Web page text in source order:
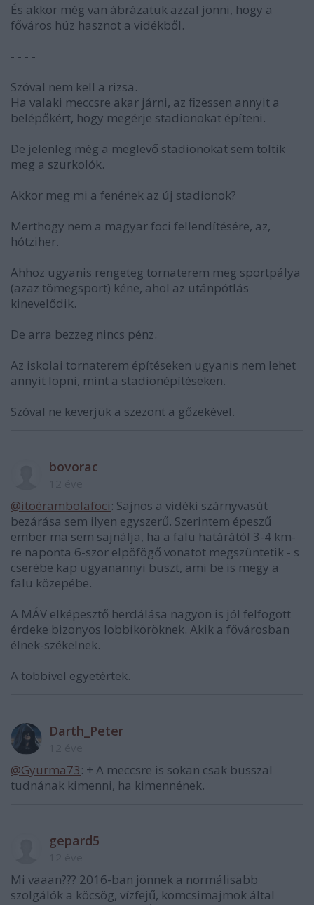
És akkor még van ábrázatuk azzal jönni, hogy a
főváros húz hasznot a vidékből.
- - - -
Szóval nem kell a rizsa.
Ha valaki meccsre akar járni, az fizessen annyit a
belépőkért, hogy megérje stadionokat építeni.
De jelenleg még a meglevő stadionokat sem töltik
meg a szurkolók.
Akkor meg mi a fenének az új stadionok?
Merthogy nem a magyar foci fellendítésére, az,
hótziher.
Ahhoz ugyanis rengeteg tornaterem meg sportpálya
(azaz tömegsport) kéne, ahol az utánpótlás
kinevelődik.
De arra bezzeg nincs pénz.
Az iskolai tornaterem építéseken ugyanis nem lehet
annyit lopni, mint a stadionépítéseken.
Szóval ne keverjük a szezont a gőzekével.
bovorac
@itoérambolafoci: Sajnos a vidéki szárnyvasút
bezárása sem ilyen egyszerű. Szerintem épeszű
ember ma sem sajnálja, ha a falu határától 3-4 km-
re naponta 6-szor elpöfögő vonatot megszüntetik - s
cserébe kap ugyanannyi buszt, ami be is megy a
falu közepébe.
A MÁV elképesztő herdálása nagyon is jól felfogott
érdeke bizonyos lobbiköröknek. Akik a fővárosban
élnek-székelnek.
A többivel egyetértek.
Darth_Peter
@Gyurma73: + A meccsre is sokan csak busszal
tudnának kimenni, ha kimennének.
gepard5
Mi vaaan??? 2016-ban jönnek a normálisabb
szolgálók a köcsög, vízfejű, komcsimajmok által